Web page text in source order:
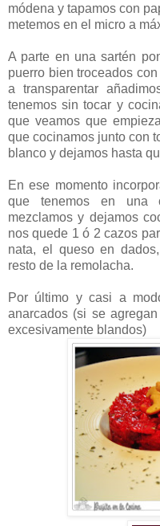
módena y tapamos con
metemos en el micro a
A parte en una sartén
puerro bien troceados
a transparentar
tenemos sin tocar y
que veamos que
que cocinamos junto con
blanco y dejamos hasta
En ese momento
que tenemos en una
mezclamos y dejamos
nos quede 1 ó 2 cazos
nata, el queso en
resto de la remolacha.
Por último y casi a
anarcados (si se
excesivamente blandos)